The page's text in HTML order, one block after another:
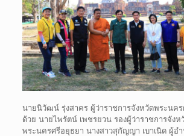
นายนิวัฒน์ รุ่งสาคร ผู้ว่าราชการจังหวัดพระนค
ด้วย นายไพรัตน์ เพชรยวน รองผู้ว่าราชการจังห
พระนครศรีอยุธยา นางสาวสุกัญญา เบาเนิด ผู้อ